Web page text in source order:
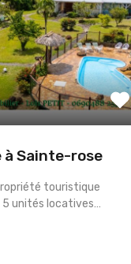
à Sainte-rose
touristique
5 unités locatives…